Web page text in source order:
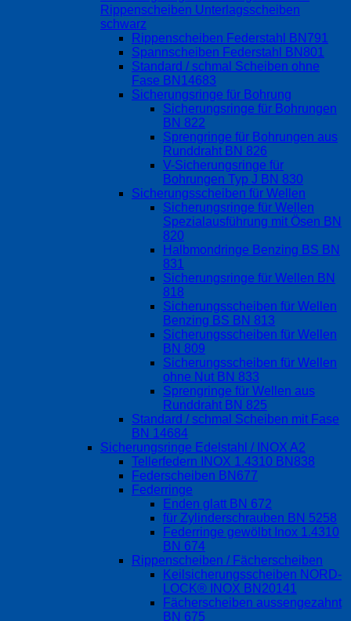
Rippenscheiben Unterlagsscheiben
schwarz
Rippenscheiben Federstahl BN791
Spannscheiben Federstahl BN801
Standard / schmal Scheiben ohne
Fase BN14683
Sicherungsringe für Bohrung
Sicherungsringe für Bohrungen
BN 822
Sprengringe für Bohrungen aus
Runddraht BN 826
V-Sicherungsringe für
Bohrungen Typ J BN 830
Sicherungsscheiben für Wellen
Sicherungsringe für Wellen
Spezialausführung mit Ösen BN
820
Halbmondringe Benzing BS BN
831
Sicherungsringe für Wellen BN
818
Sicherungsscheiben für Wellen
Benzing BS BN 813
Sicherungsscheiben für Wellen
BN 809
Sicherungsscheiben für Wellen
ohne Nut BN 833
Sprengringe für Wellen aus
Runddraht BN 825
Standard / schmal Scheiben mit Fase
BN 14684
Sicherungsringe Edelstahl / INOX A2
Tellerfedern INOX 1.4310 BN838
Federscheiben BN677
Federringe
Enden glatt BN 672
für Zylinderschrauben BN 5258
Federringe gewölbt Inox 1.4310
BN 674
Rippenscheiben / Fächerscheiben
Keilsicherungsscheiben NORD-
LOCK® INOX BN20141
Fächerscheiben aussengezahnt
BN 675